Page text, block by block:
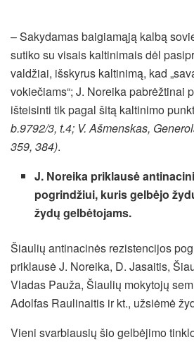
– Sakydamas baigiamąją kalbą
sutiko su visais kaltinimais dėl
valdžiai, išskyrus kaltinimą, kad
vokiečiams“; J. Noreika pabrėžtinai
išteisinti tik pagal šitą kaltinimo
b.9792/3, t.4; V. Ašmenskas,
359, 384).
J. Noreika priklausė
pogrindžiui, kuris gelbėjo
žydų gelbėtojams.
Šiaulių antinacinės rezistencijos
priklausė J. Noreika, D. Jasaitis,
Vladas Pauža, Šiaulių mokytojų
Adolfas Raulinaitis ir kt., užsiėmė
Vieni svarbiausių šio gelbėjimo